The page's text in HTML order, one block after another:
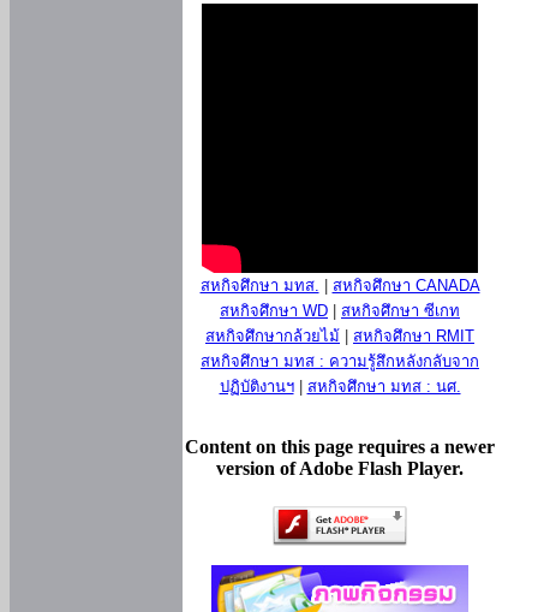
สหกิจศึกษา มทส.
สหกิจศึกษา CANADA
สหกิจศึกษา WD
สหกิจศึกษา ซีเกท
สหกิจศึกษากล้วยไม้
สหกิจศึกษา RMIT
สหกิจศึกษา มทส : ความรู้สึกหลังกลับจาก
ปฏิบัติงานฯ| สหกิจศึกษา มทส : นศ.
Content on this page requires a newer
version of Adobe Flash Player.